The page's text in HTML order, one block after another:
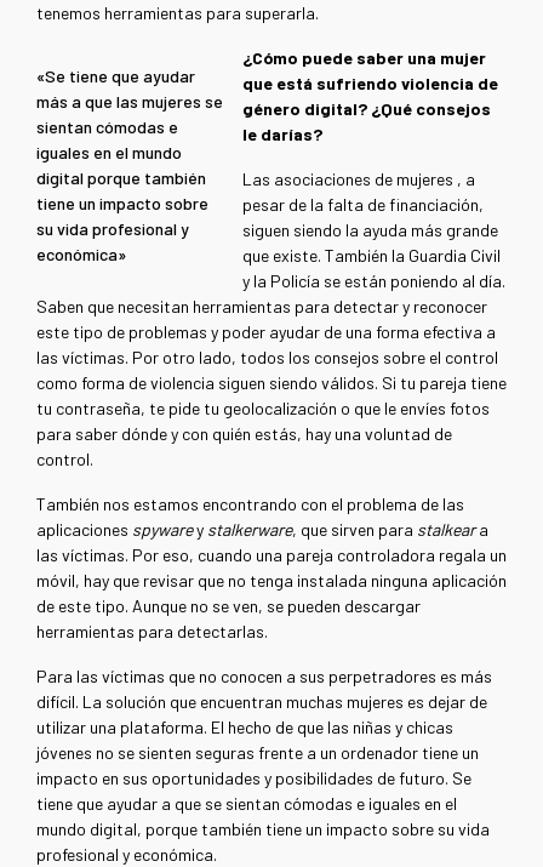
tenemos herramientas para superarla.
«Se tiene que ayudar
más a que las mujeres se
sientan cómodas e
iguales en el mundo
digital porque también
tiene un impacto sobre
su vida profesional y
económica»
¿Cómo puede saber una mujer
que está sufriendo violencia de
género digital? ¿Qué consejos
le darías?
Las asociaciones de mujeres , a
pesar de la falta de financiación,
siguen siendo la ayuda más grande
que existe. También la Guardia Civil
y la Policía se están poniendo al día.
Saben que necesitan herramientas para detectar y reconocer
este tipo de problemas y poder ayudar de una forma efectiva a
las víctimas. Por otro lado, todos los consejos sobre el control
como forma de violencia siguen siendo válidos. Si tu pareja tiene
tu contraseña, te pide tu geolocalización o que le envíes fotos
para saber dónde y con quién estás, hay una voluntad de
control.
También nos estamos encontrando con el problema de las
aplicaciones spywarey stalkerware, que sirven para stalkeara
las víctimas. Por eso, cuando una pareja controladora regala un
móvil, hay que revisar que no tenga instalada ninguna aplicación
de este tipo. Aunque no se ven, se pueden descargar
herramientas para detectarlas.
Para las víctimas que no conocen a sus perpetradores es más
difícil. La solución que encuentran muchas mujeres es dejar de
utilizar una plataforma. El hecho de que las niñas y chicas
jóvenes no se sienten seguras frente a un ordenador tiene un
impacto en sus oportunidades y posibilidades de futuro. Se
tiene que ayudar a que se sientan cómodas e iguales en el
mundo digital, porque también tiene un impacto sobre su vida
profesional y económica.